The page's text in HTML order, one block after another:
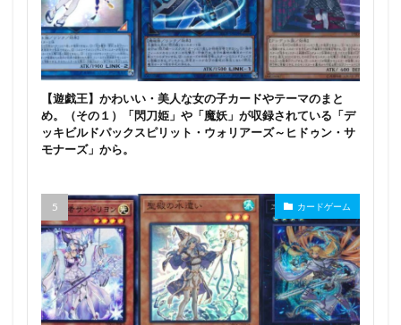
【遊戯王】かわいい・美人な女の子カードやテーマのまと
め。（その１）「閃刀姫」や「魔妖」が収録されている「デ
ッキビルドパックスピリット・ウォリアーズ～ヒドゥン・サ
モナーズ」から。
カードゲーム